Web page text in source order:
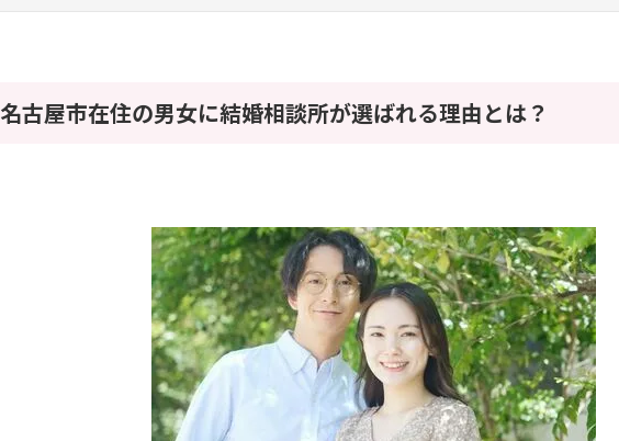
名古屋市在住の男女に結婚相談所が選ばれる理由とは？